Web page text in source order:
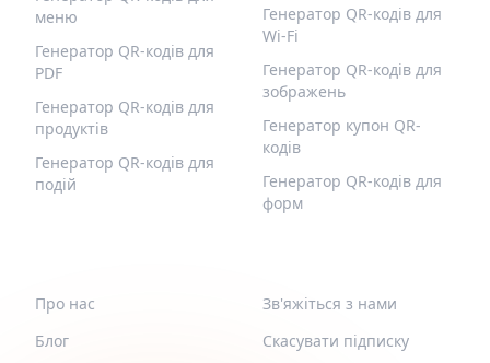
меню
Генератор QR-кодів для
PDF
Генератор QR-кодів для
продуктів
Генератор QR-кодів для
подій
Генератор QR-кодів для
Wi-Fi
Генератор QR-кодів для
зображень
Генератор купон QR-
кодів
Генератор QR-кодів для
форм
Про нас
Блог
Зв'яжіться з нами
Скасувати підписку